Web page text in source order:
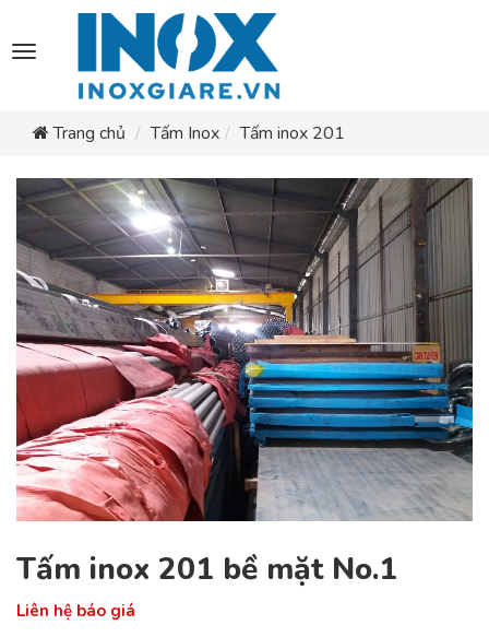
Toggle
navigation
Trang chủ
Tấm Inox Tấm inox 201
Tấm inox 201 bề mặt No.1
Liên hệ báo giá